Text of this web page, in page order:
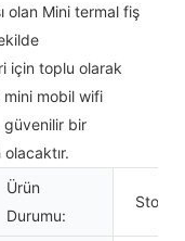
olan Mini termal fiş
için toplu olarak
mini mobil wifi
güvenilir bir
Ürün
Durumu: